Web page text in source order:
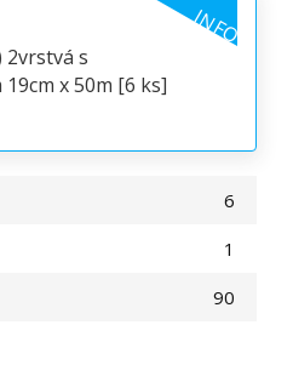
INFO
2vrstvá s
x 50m [6 ks]
6
1
90